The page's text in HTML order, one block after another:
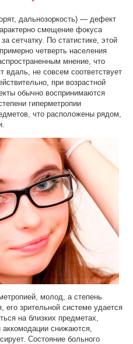
дальнозоркость) — дефект
смещение фокуса
сетчатку. По статистике, этой
четверть населения
мнение, что
вдаль, не совсем соответствует
при возрастной
обычно воспринимаются
гиперметропии
что расположены рядом,
молод, а степень
его зрительной системе удается
на близких предметах,
снижаются,
Состояние больного